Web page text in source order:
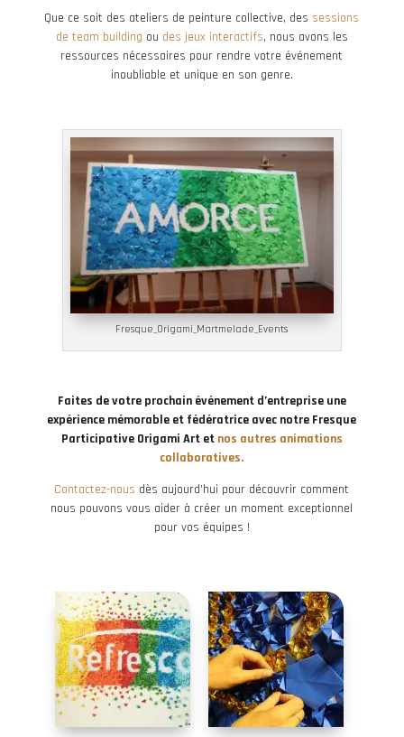
Que ce soit des ateliers de peinture collective, des sessions
de team building ou des jeux interactifs, nous avons les
ressources nécessaires pour rendre votre événement
inoubliable et unique en son genre.
Fresque_Origami_Martmelade_Events
Faites de votre prochain événement d’entreprise une
expérience mémorable et fédératrice avec notre Fresque
Participative Origami Art et nos autres animations
collaboratives.
Contactez-nous dès aujourd’hui pour découvrir comment
nous pouvons vous aider à créer un moment exceptionnel
pour vos équipes !